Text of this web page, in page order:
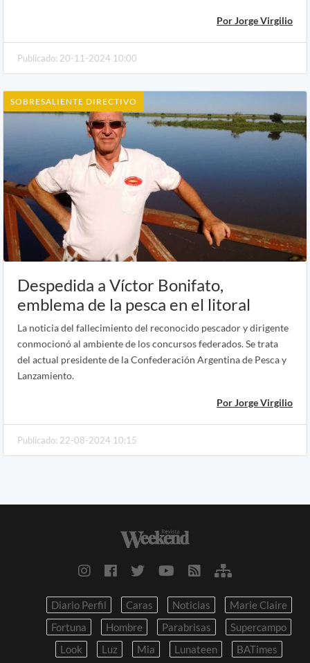
Por Jorge Virgilio
Publicado: 20-11-2024 10:00
SOBRESALIENTE DIRECTIVO
Despedida a Víctor Bonifato,
emblema de la pesca en el litoral
La noticia del fallecimiento del reconocido pescador y dirigente
conmocionó al ambiente de los concursos federados. Se trata
del actual presidente de la Confederación Argentina de Pesca y
Lanzamiento.
Por Jorge Virgilio
Publicado: 22-08-2024 10:15
Diario Perfil Caras Noticias
Marie Claire
Fortuna
Hombre Parabrisas
Supercampo
Look
Luz Mia Lunateen BATimes